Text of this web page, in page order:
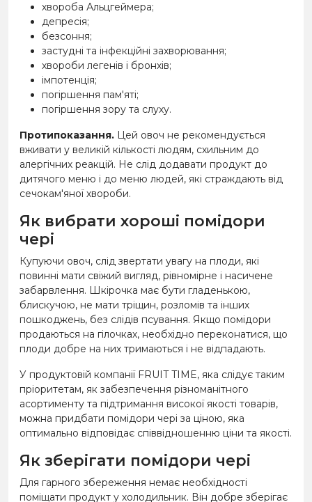
хвороба Альцгеймера;
депресія;
безсоння;
застудні та інфекційні захворювання;
хвороби легенів і бронхів;
імпотенція;
погіршення пам'яті;
погіршення зору та слуху.
Протипоказання. Цей овоч не рекомендується
вживати у великій кількості людям, схильним до
алергічних реакцій. Не слід додавати продукт до
дитячого меню і до меню людей, які страждають від
сечокам'яної хвороби.
Як вибрати хороші помідори
чері
Купуючи овоч, слід звертати увагу на плоди, які
повинні мати свіжий вигляд, рівномірне і насичене
забарвлення. Шкірочка має бути гладенькою,
блискучою, не мати тріщин, розломів та інших
пошкоджень, без слідів псування. Якщо помідори
продаються на гілочках, необхідно переконатися, що
плоди добре на них тримаються і не відпадають.
У продуктовій компанії FRUIT TIME, яка слідує таким
пріоритетам, як забезпечення різноманітного
асортименту та підтримання високої якості товарів,
можна придбати помідори чері за ціною, яка
оптимально відповідає співвідношенню ціни та якості.
Як зберігати помідори чері
Для гарного збереження немає необхідності
поміщати продукт у холодильник. Він добре зберігає